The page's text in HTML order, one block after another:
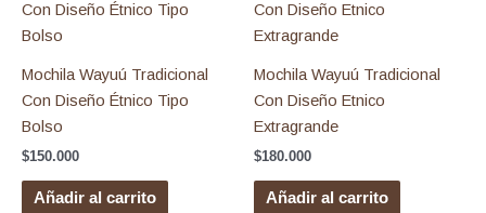
Mochila Wayuú Tradicional
Con Diseño Étnico Tipo
Bolso
$150.000
Añadir al carrito
Mochila Wayuú Tradicional
Con Diseño Etnico
Extragrande
$180.000
Añadir al carrito